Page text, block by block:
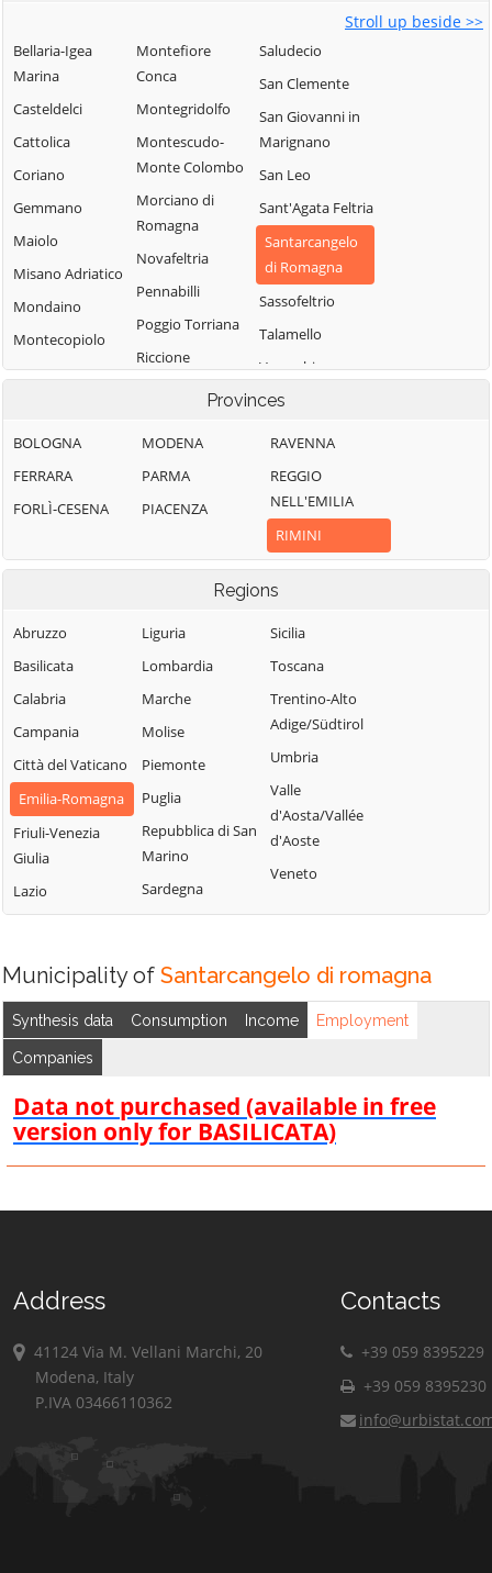
Stroll up beside >>
Bellaria-Igea
Marina
Casteldelci
Cattolica
Coriano
Gemmano
Maiolo
Misano Adriatico
Mondaino
Montecopiolo
Montefiore
Conca
Montegridolfo
Montescudo-
Monte Colombo
Morciano di
Romagna
Novafeltria
Pennabilli
Poggio Torriana
Riccione
Saludecio
San Clemente
San Giovanni in
Marignano
San Leo
Sant'Agata Feltria
Santarcangelo
di Romagna
Sassofeltrio
Talamello
Verucchio
Provinces
BOLOGNA
FERRARA
FORLÌ-CESENA
MODENA
PARMA
PIACENZA
RAVENNA
REGGIO
NELL'EMILIA
RIMINI
Regions
Abruzzo
Basilicata
Calabria
Campania
Città del Vaticano
Emilia-Romagna
Friuli-Venezia
Giulia
Lazio
Liguria
Lombardia
Marche
Molise
Piemonte
Puglia
Repubblica di San
Marino
Sardegna
Sicilia
Toscana
Trentino-Alto
Adige/Südtirol
Umbria
Valle
d'Aosta/Vallée
d'Aoste
Veneto
Municipality of Santarcangelo di romagna
Synthesis data Consumption Income Employment
Companies
Data not purchased (available in free
version only for BASILICATA)
Address
41124 Via M. Vellani Marchi, 20
Modena, Italy
P.IVA 03466110362
Contacts
+39 059 8395229
+39 059 8395230